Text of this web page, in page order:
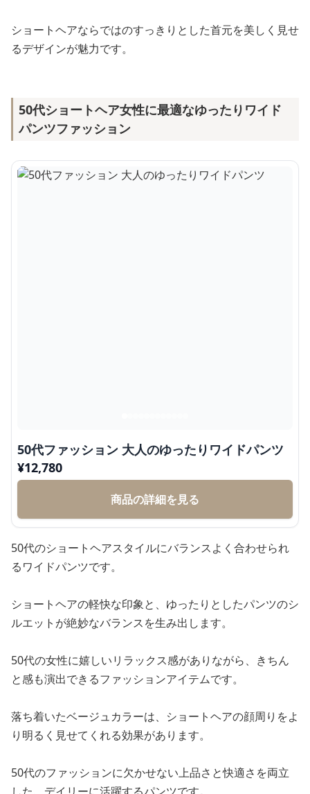
ショートヘアならではのすっきりとした首元を美しく見せ
るデザインが魅力です。
50代ショートヘア女性に最適なゆったりワイド
パンツファッション
50代ファッション 大人のゆったりワイドパンツ
¥12,780
商品の詳細を見る
50代のショートヘアスタイルにバランスよく合わせられ
るワイドパンツです。
ショートヘアの軽快な印象と、ゆったりとしたパンツのシ
ルエットが絶妙なバランスを生み出します。
50代の女性に嬉しいリラックス感がありながら、きちん
と感も演出できるファッションアイテムです。
落ち着いたベージュカラーは、ショートヘアの顔周りをよ
り明るく見せてくれる効果があります。
50代のファッションに欠かせない上品さと快適さを両立